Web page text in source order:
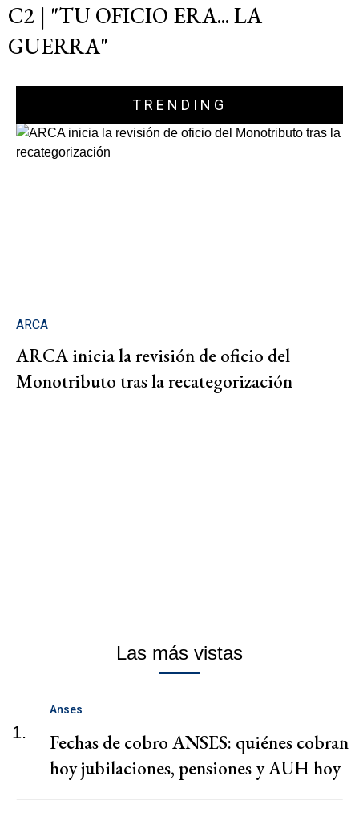
C2 | "TU OFICIO ERA... LA
GUERRA"
TRENDING
ARCA
ARCA inicia la revisión de oficio del
Monotributo tras la recategorización
Las más vistas
1.
Anses
Fechas de cobro ANSES: quiénes cobran
hoy jubilaciones, pensiones y AUH hoy